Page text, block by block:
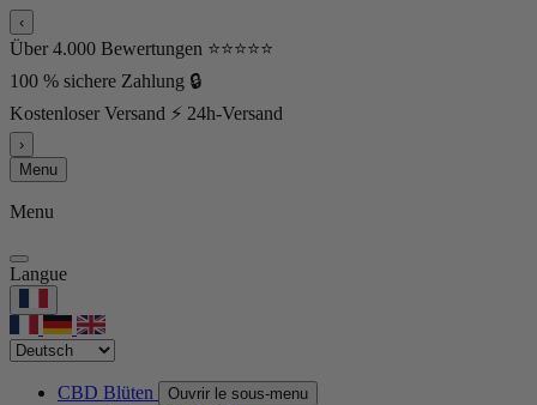
‹
Über 4.000 Bewertungen ⭐⭐⭐⭐⭐
100 % sichere Zahlung 🔒
Kostenloser Versand ⚡ 24h-Versand
›
Menu
Menu
Langue
CBD Blüten Ouvrir le sous-menu